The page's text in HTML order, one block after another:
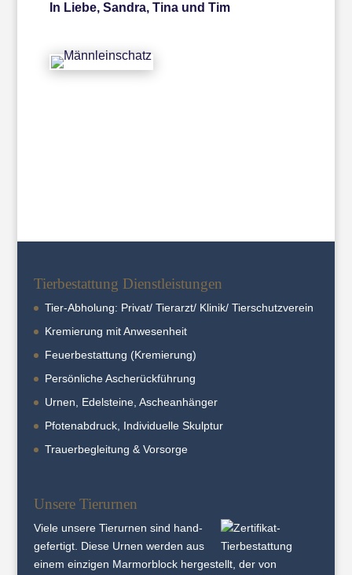
In Liebe, Sandra, Tina und Tim
Tierbestattung Dienstleistungen
Tier-Abholung: Privat/ Tierarzt/ Klinik/ Tierschutzverein
Kremierung mit Anwesenheit
Feuerbestattung (Kremierung)
Persönliche Ascherückführung
Urnen, Edelsteine, Ascheanhänger
Pfotenabdruck, Individuelle Skulptur
Trauerbegleitung & Vorsorge
Unsere Tierurnen
Viele unsere Tier­urnen sind hand­
gefertigt. Diese Urnen werden aus
einem einzigen Marmor­block her­gestellt, der von